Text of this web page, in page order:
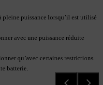
pleine puissance lorsqu’il est utilisé
avec une puissance réduite
qu’avec certaines restrictions
batterie.